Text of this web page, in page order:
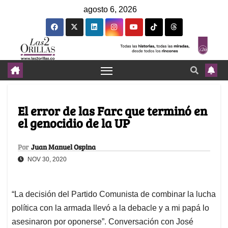
agosto 6, 2026
El error de las Farc que terminó en
el genocidio de la UP
Por Juan Manuel Ospina
NOV 30, 2020
“La decisión del Partido Comunista de combinar la lucha
política con la armada llevó a la debacle y a mi papá lo
asesinaron por oponerse”. Conversación con José